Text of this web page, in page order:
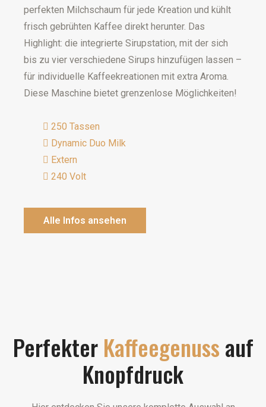
perfekten Milchschaum für jede Kreation und kühlt
frisch gebrühten Kaffee direkt herunter. Das
Highlight: die integrierte Sirupstation, mit der sich
bis zu vier verschiedene Sirups hinzufügen lassen –
für individuelle Kaffeekreationen mit extra Aroma.
Diese Maschine bietet grenzenlose Möglichkeiten!
250 Tassen
Dynamic Duo Milk
Extern
240 Volt
Alle Infos ansehen
PerfekterKaffeegenussauf
Knopfdruck